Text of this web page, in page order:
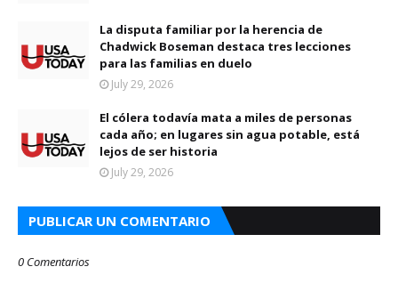
La disputa familiar por la herencia de
Chadwick Boseman destaca tres lecciones
para las familias en duelo
July 29, 2026
El cólera todavía mata a miles de personas
cada año; en lugares sin agua potable, está
lejos de ser historia
July 29, 2026
PUBLICAR UN COMENTARIO
0 Comentarios